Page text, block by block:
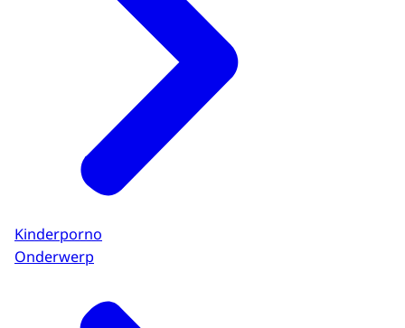
Kinderporno
Onderwerp